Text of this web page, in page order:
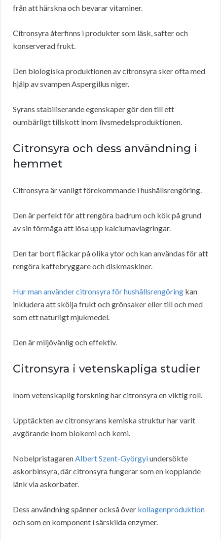
från att härskna och bevarar vitaminer.
Citronsyra återfinns i produkter som läsk, safter och
konserverad frukt.
Den biologiska produktionen av citronsyra sker ofta med
hjälp av svampen Aspergillus niger.
Syrans stabiliserande egenskaper gör den till ett
oumbärligt tillskott inom livsmedelsproduktionen.
Citronsyra och dess användning i
hemmet
Citronsyra är vanligt förekommande i hushållsrengöring.
Den är perfekt för att rengöra badrum och kök på grund
av sin förmåga att lösa upp kalciumavlagringar.
Den tar bort fläckar på olika ytor och kan användas för att
rengöra kaffebryggare och diskmaskiner.
Hur man använder citronsyra för hushållsrengöring kan
inkludera att skölja frukt och grönsaker eller till och med
som ett naturligt mjukmedel.
Den är miljövänlig och effektiv.
Citronsyra i vetenskapliga studier
Inom vetenskaplig forskning har citronsyra en viktig roll.
Upptäckten av citronsyrans kemiska struktur har varit
avgörande inom biokemi och kemi.
Nobelpristagaren Albert Szent-Györgyiundersökte
askorbinsyra, där citronsyra fungerar som en kopplande
länk via askorbater.
Dess användning spänner också över kollagenproduktion
och som en komponent i särskilda enzymer.